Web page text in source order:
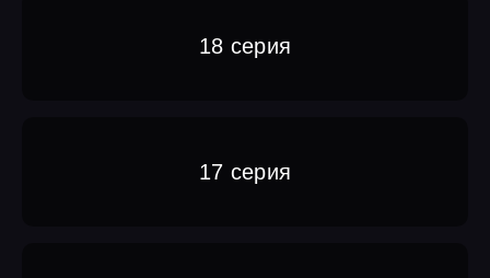
18 серия
17 серия